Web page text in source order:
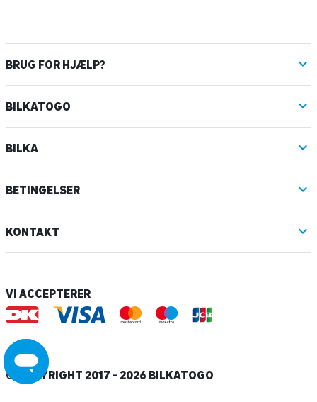
BRUG FOR HJÆLP?
BILKATOGO
BILKA
BETINGELSER
KONTAKT
VI ACCEPTERER
© COPYRIGHT 2017 - 2026 BILKATOGO